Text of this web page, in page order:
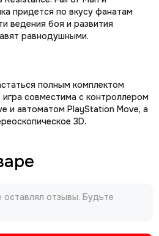
придется по вкусу фанатам
ведения боя и развития
равнодушными.
полным комплектом
игра совместима с контроллером
и автоматом PlayStation Move, а
3D.
оставлял отзывы. Будьте